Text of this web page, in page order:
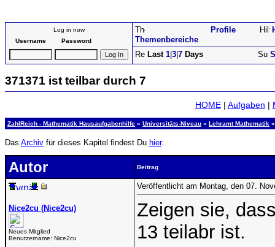
Log in now
Username
Password Themenbereiche
Profile
Last 1 3 7 Days
371371 ist teilbar durch 7
HOME| Aufgaben |
ZahlReich - Mathematik Hausaufgabenhilfe » Universitäts-Niveau » Lehramt Mathematik
Das Archiv für dieses Kapitel findest Du hier.
Autor Beitrag
Nice2cu (Nice2cu)
Neues Mitglied
Benutzername: Nice2cu
Veröffentlicht am Montag, den 07.
Zeigen sie,
13 teilabr ist.